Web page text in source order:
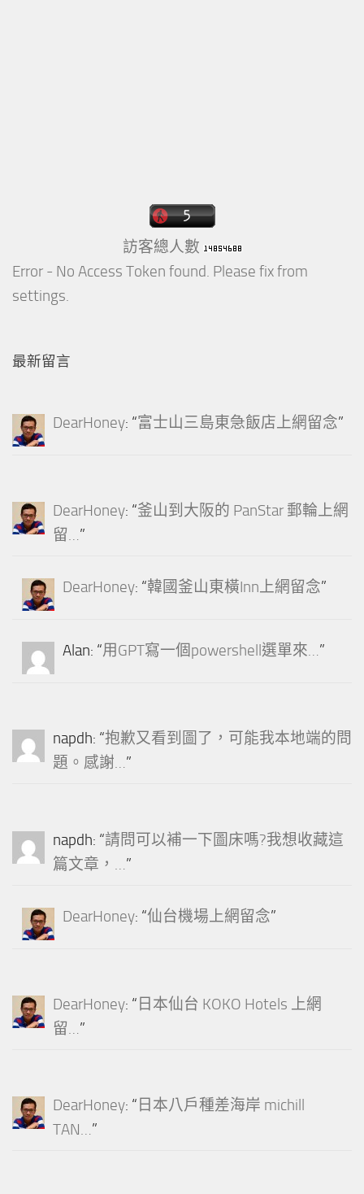
訪客總人數
Error - No Access Token found. Please fix from
settings.
最新留言
DearHoney: “富士山三島東急飯店上網留念”
DearHoney: “釜山到大阪的 PanStar 郵輪上網
留…”
DearHoney: “韓國釜山東橫Inn上網留念”
Alan: “用GPT寫一個powershell選單來…”
napdh: “抱歉又看到圖了，可能我本地端的問
題。感謝…”
napdh: “請問可以補一下圖床嗎?我想收藏這
篇文章，…”
DearHoney: “仙台機場上網留念”
DearHoney: “ 日本仙台 KOKO Hotels 上網
留…”
DearHoney: “ 日本八戶種差海岸 michill
TAN…”